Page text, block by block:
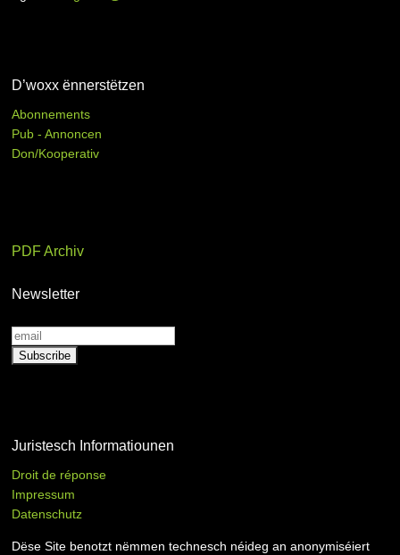
D’woxx ënnerstëtzen
Abonnements
Pub - Annoncen
Don/Kooperativ
PDF Archiv
Newsletter
Juristesch Informatiounen
Droit de réponse
Impressum
Datenschutz
Dëse Site benotzt nëmmen technesch néideg an anonymiséiert